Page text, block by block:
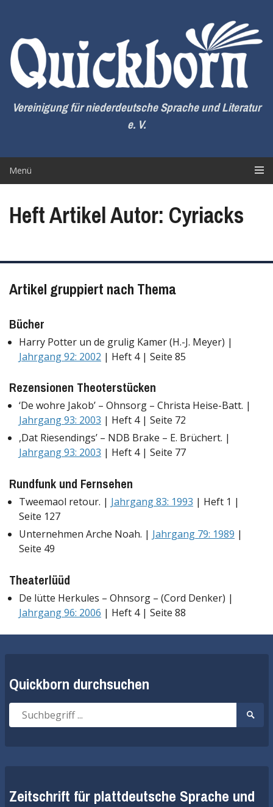
springen
Vereinigung für niederdeutsche Sprache und Literatur
e. V.
Menü
Heft Artikel Autor: Cyriacks
Artikel gruppiert nach Thema
Bücher
Harry Potter un de grulig Kamer (H.-J. Meyer) |
Jahrgang 92: 2002 | Heft 4 | Seite 85
Rezensionen Theoterstücken
‘De wohre Jakob’ – Ohnsorg – Christa Heise-Batt. |
Jahrgang 93: 2003 | Heft 4 | Seite 72
,Dat Riesendings’ – NDB Brake – E. Brüchert. |
Jahrgang 93: 2003 | Heft 4 | Seite 77
Rundfunk und Fernsehen
Tweemaol retour. | Jahrgang 83: 1993 | Heft 1 |
Seite 127
Unternehmen Arche Noah. | Jahrgang 79: 1989 |
Seite 49
Theaterlüüd
De lütte Herkules – Ohnsorg – (Cord Denker) |
Jahrgang 96: 2006 | Heft 4 | Seite 88
Quickborn durchsuchen
Suche
nach:
Suche
Zeitschrift für plattdeutsche Sprache und